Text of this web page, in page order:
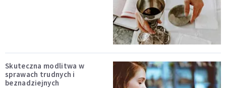
Skuteczna modlitwa w
sprawach trudnych i
beznadziejnych